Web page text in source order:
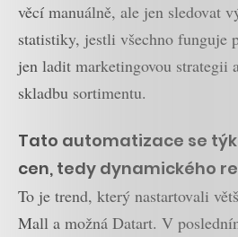
věcí manuálně, ale jen sledovat
statistiky, jestli všechno funguje
jen ladit marketingovou strategii
skladbu sortimentu.
Tato automatizace se
cen, tedy dynamického
To je trend, který nastartovali
Mall a možná Datart. V